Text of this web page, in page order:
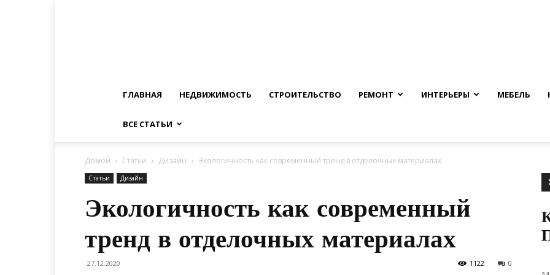
ГЛАВНАЯ НЕДВИЖИМОСТЬ СТРОИТЕЛЬСТВО РЕМОНТ ИНТЕРЬЕРЫ МЕБЕЛЬ
ВСЕ СТАТЬИ
Домой Статьи Дизайн Экологичность как современный тренд в отделочных материалах
Статьи Дизайн
Экологичность как современный
тренд в отделочных материалах
27.12.2020 0
1122